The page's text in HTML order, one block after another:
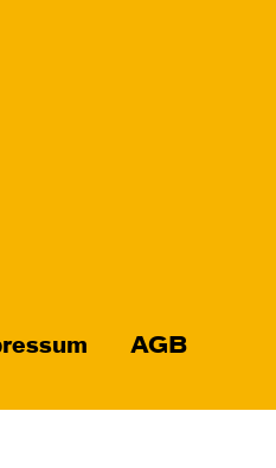
AGB